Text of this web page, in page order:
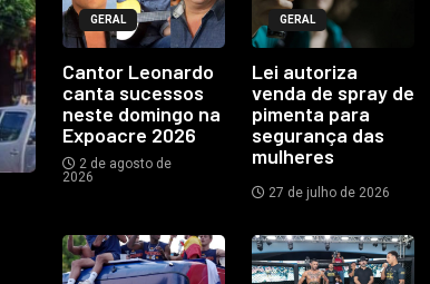
GERAL
Cantor Leonardo
canta sucessos
neste domingo na
Expoacre 2026
2 de agosto de
2026
GERAL
Lei autoriza
venda de spray de
pimenta para
segurança das
mulheres
27 de julho de 2026